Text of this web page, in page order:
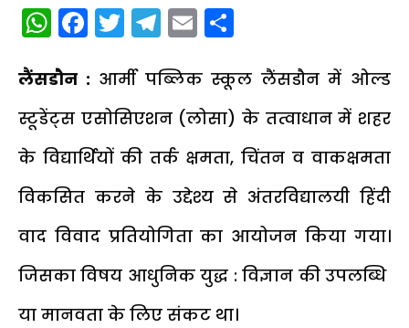
WhatsApp
Facebook
Twitter
Telegram
Email
लैंसडौन : आर्मी पब्लिक स्कूल लैंसडौन में ओल्ड
स्टूडेंट्स एसोसिएशन (लोसा) के तत्वाधान में शहर
के विद्यार्थियों की तर्क क्षमता, चिंतन व वाकक्षमता
विकसित करने के उद्देश्य से अंतरविद्यालयी हिंदी
वाद विवाद प्रतियोगिता का आयोजन किया गया।
जिसका विषय आधुनिक युद्ध : विज्ञान की उपलब्धि
या मानवता के लिए संकट था।